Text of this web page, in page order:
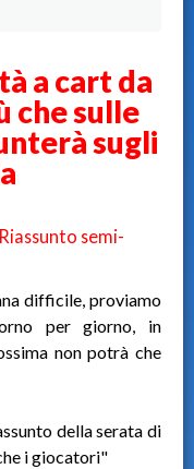
a cart da
che sulle
sugli
semi-
difficile, proviamo
per giorno, in
non potrà che
della serata di
i giocatori"